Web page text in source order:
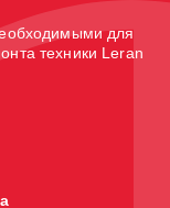
для
техники Leran